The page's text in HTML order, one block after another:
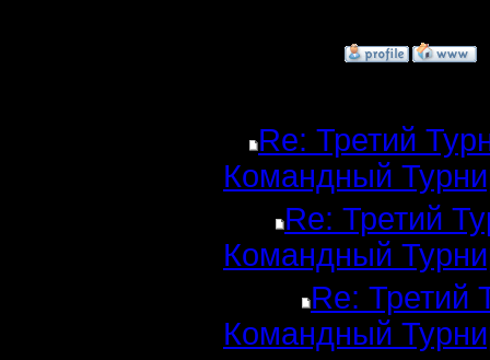
Re: Третий
Командный
Re: Третий
Командный
Re: Третий
Командный